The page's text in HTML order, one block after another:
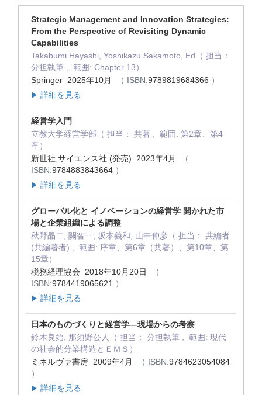
Strategic Management and Innovation Strategies:
From the Perspective of Revisiting Dynamic
Capabilities
Takabumi Hayashi, Yoshikazu Sakamoto, Ed（ 担当：
分担執筆 , 範囲: Chapter 13）
Springer 2025年10月
（ ISBN:9789819684366 ）
▶ 詳細を見る
経営学入門
立教大学経営学部（ 担当： 共著 , 範囲: 第2章、第4
章）
新世社,サイエンス社 (発売) 2023年4月
（
ISBN:9784883843664 ）
▶ 詳細を見る
グローバル化と イノベーションの経営学 開かれた市
場と企業組織による調整
秋野晶二, 關智一, 坂本義和, 山中伸彦（ 担当： 共編者
(共編著者) , 範囲: 序章、第6章（共著）、第10章、第
15章）
税務経理協会 2018年10月20日
（
ISBN:9784419065621 ）
▶ 詳細を見る
日本のものづくりと経営学―現場からの考察
鈴木良始, 那須野公人（ 担当： 分担執筆 , 範囲: 現代
の社会的分業構造とＥＭＳ）
ミネルヴァ書房 2009年4月
（ ISBN:9784623054084
）
▶ 詳細を見る